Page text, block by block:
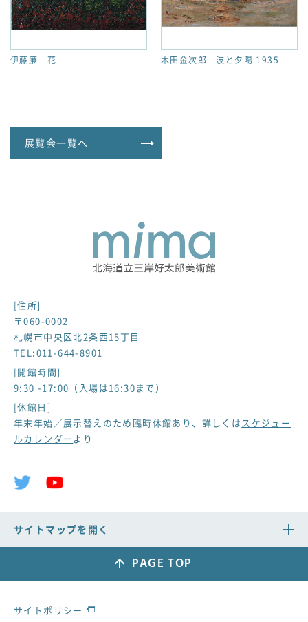
伊藤廉 花 木田金次郎 波と夕陽 1935
展覧会一覧へ
[住所]
〒060-0002
札幌市中央区北2条西15丁目
TEL:011-644-8901
[開館時間]
9:30 -17:00（入場は16:30まで）
[休館日]
年末年始／展示替えのため臨時休館あり、詳しくは スケジュー
ルカレンダーより
サイトマップを開く
PAGE TOP
サイトポリシー